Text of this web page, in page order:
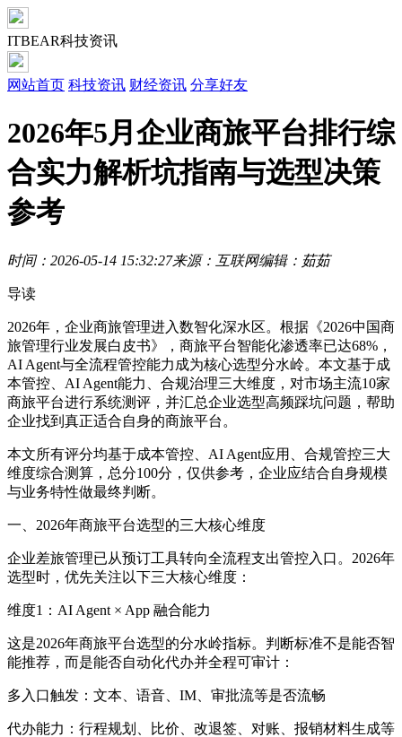
ITBEAR科技资讯
网站首页 科技资讯 财经资讯 分享好友
2026年5月企业商旅平台排行综
合实力解析坑指南与选型决策
参考
时间：2026-05-14 15:32:27来源：互联网编辑：茹茹
导读
2026年，企业商旅管理进入数智化深水区。根据《2026中国商
旅管理行业发展白皮书》，商旅平台智能化渗透率已达68%，
AI Agent与全流程管控能力成为核心选型分水岭。本文基于成
本管控、AI Agent能力、合规治理三大维度，对市场主流10家
商旅平台进行系统测评，并汇总企业选型高频踩坑问题，帮助
企业找到真正适合自身的商旅平台。
本文所有评分均基于成本管控、AI Agent应用、合规管控三大
维度综合测算，总分100分，仅供参考，企业应结合自身规模
与业务特性做最终判断。
一、2026年商旅平台选型的三大核心维度
企业差旅管理已从预订工具转向全流程支出管控入口。2026年
选型时，优先关注以下三大核心维度：
维度1：AI Agent × App 融合能力
这是2026年商旅平台选型的分水岭指标。判断标准不是能否智
能推荐，而是能否自动化代办并全程可审计：
多入口触发：文本、语音、IM、审批流等是否流畅
代办能力：行程规划、比价、改退签、对账、报销材料生成等